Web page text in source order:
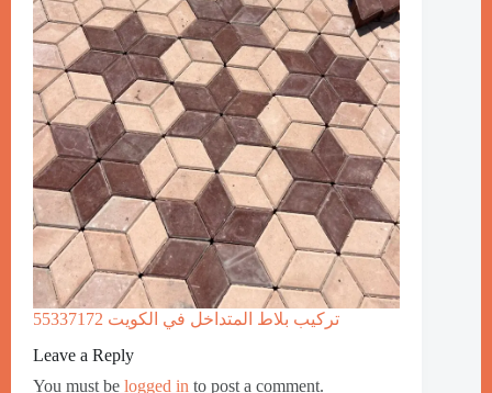
تركيب بلاط المتداخل في الكويت 55337172
Leave a Reply
You must be logged in to post a comment.